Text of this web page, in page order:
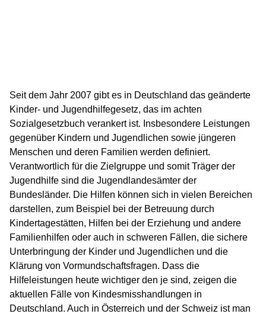
Seit dem Jahr 2007 gibt es in Deutschland das geänderte
Kinder- und Jugendhilfegesetz, das im achten
Sozialgesetzbuch verankert ist. Insbesondere Leistungen
gegenüber Kindern und Jugendlichen sowie jüngeren
Menschen und deren Familien werden definiert.
Verantwortlich für die Zielgruppe und somit Träger der
Jugendhilfe sind die Jugendlandesämter der
Bundesländer. Die Hilfen können sich in vielen Bereichen
darstellen, zum Beispiel bei der Betreuung durch
Kindertagestätten, Hilfen bei der Erziehung und andere
Familienhilfen oder auch in schweren Fällen, die sichere
Unterbringung der Kinder und Jugendlichen und die
Klärung von Vormundschaftsfragen. Dass die
Hilfeleistungen heute wichtiger den je sind, zeigen die
aktuellen Fälle von Kindesmisshandlungen in
Deutschland. Auch in Österreich und der Schweiz ist man